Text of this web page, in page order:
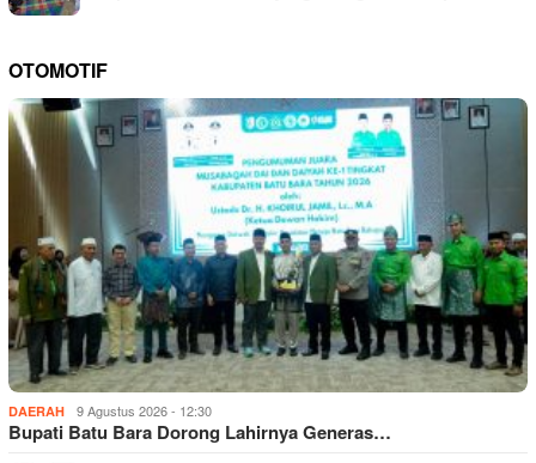
OTOMOTIF
DAERAH 9 Agustus 2026 - 12:30
Bupati Batu Bara Dorong Lahirnya Generas…